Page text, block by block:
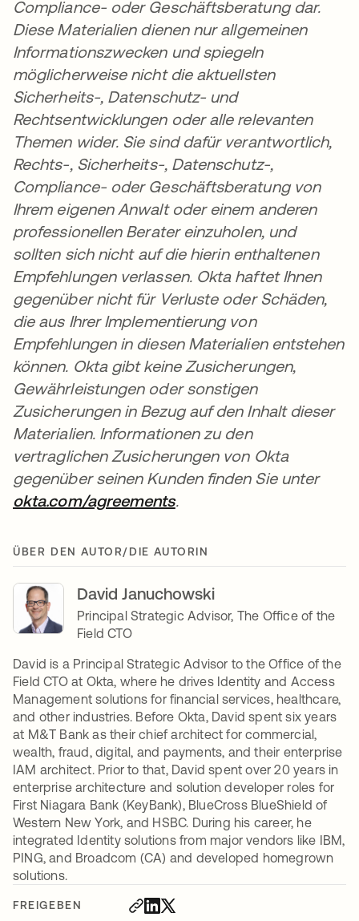
FREIGEBEN
Compliance- oder Geschäftsberatung dar.
Diese Materialien dienen nur allgemeinen
Informationszwecken und spiegeln
möglicherweise nicht die aktuellsten
Sicherheits-, Datenschutz- und
Rechtsentwicklungen oder alle relevanten
Themen wider. Sie sind dafür verantwortlich,
Rechts-, Sicherheits-, Datenschutz-,
Compliance- oder Geschäftsberatung von
Ihrem eigenen Anwalt oder einem anderen
professionellen Berater einzuholen, und
sollten sich nicht auf die hierin enthaltenen
Empfehlungen verlassen. Okta haftet Ihnen
gegenüber nicht für Verluste oder Schäden,
die aus Ihrer Implementierung von
Empfehlungen in diesen Materialien entstehen
können. Okta gibt keine Zusicherungen,
Gewährleistungen oder sonstigen
Zusicherungen in Bezug auf den Inhalt dieser
Materialien. Informationen zu den
vertraglichen Zusicherungen von Okta
gegenüber seinen Kunden finden Sie unter
okta.com/agreementswird in einer neuen
.
ÜBER DEN AUTOR/DIE AUTORIN
David Januchowski
Principal Strategic Advisor, The Office of the
Field CTO
David is a Principal Strategic Advisor to the Office of the
Field CTO at Okta, where he drives Identity and Access
Management solutions for financial services, healthcare,
and other industries. Before Okta, David spent six years
at M&T Bank as their chief architect for commercial,
wealth, fraud, digital, and payments, and their enterprise
IAM architect. Prior to that, David spent over 20 years in
enterprise architecture and solution developer roles for
First Niagara Bank (KeyBank), BlueCross BlueShield of
Western New York, and HSBC. During his career, he
integrated Identity solutions from major vendors like IBM,
PING, and Broadcom (CA) and developed homegrown
solutions.